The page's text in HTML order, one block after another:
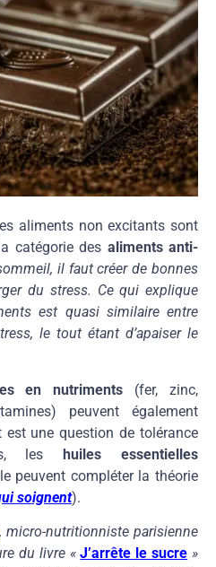
aliments non excitants sont
catégorie des aliments anti-
il faut créer de bonnes
du stress. Ce qui explique
est quasi similaire entre
le tout étant d’apaiser le
en nutriments (fer, zinc,
peuvent également
une question de tolérance
les huiles essentielles
peuvent compléter la théorie
soignent).
, micro-nutritionniste parisienne
du livre «J’arrête le sucre »